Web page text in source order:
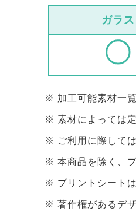
ガラス
加工可能素材一
素材によっては
ご利用に際して
本商品を除く、
プリントシート
著作権があるデ